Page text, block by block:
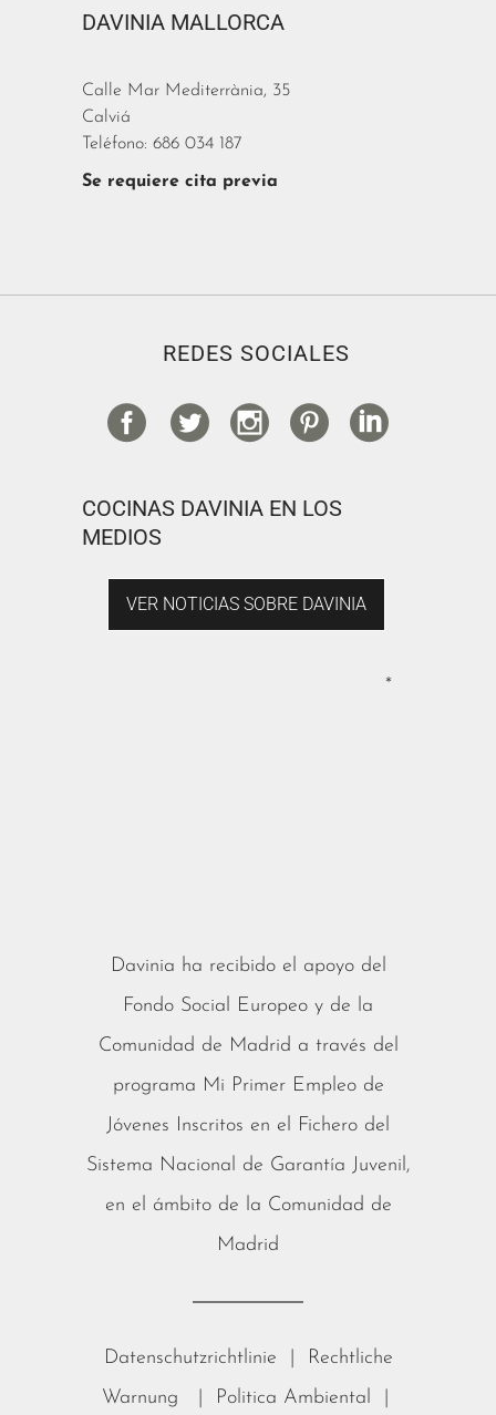
DAVINIA MALLORCA
Calle Mar Mediterrània, 35
Calviá
Teléfono: 686 034 187
Se requiere cita previa
REDES SOCIALES
COCINAS DAVINIA EN LOS
MEDIOS
VER NOTICIAS SOBRE DAVINIA
*
Davinia ha recibido el apoyo del
Fondo Social Europeo y de la
Comunidad de Madrid a través del
programa Mi Primer Empleo de
Jóvenes Inscritos en el Fichero del
Sistema Nacional de Garantía Juvenil,
en el ámbito de la Comunidad de
Madrid
Datenschutzrichtlinie
Rechtliche
Warnung
Politica Ambiental